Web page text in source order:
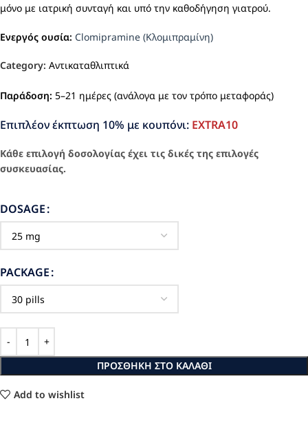
μόνο με ιατρική συνταγή και υπό την καθοδήγηση γιατρού.
Ενεργός ουσία: Clomipramine (Κλομιπραμίνη)
Category: Αντικαταθλιπτικά
Παράδοση: 5–21 ημέρες (ανάλογα με τον τρόπο μεταφοράς)
Επιπλέον έκπτωση 10% με κουπόνι: EXTRA10
Κάθε επιλογή δοσολογίας έχει τις δικές της επιλογές
συσκευασίας.
DOSAGE
PACKAGE
ΠΡΟΣΘΉΚΗ ΣΤΟ ΚΑΛΆΘΙ
Add to wishlist